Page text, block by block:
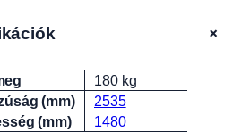
+
Érték
180 kg
(mm)
2535
(mm)
1480